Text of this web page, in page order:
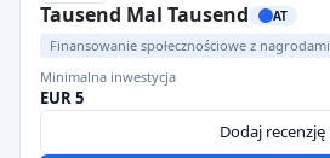
Tausend Mal Tausend AT
Finansowanie społecznościowe z nagrodami
Minimalna inwestycja
EUR 5
Dodaj recenzję